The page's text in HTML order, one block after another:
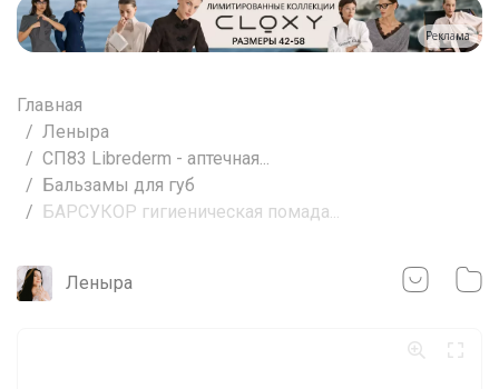
Реклама
Главная
Леныра
СП83 Librederm - аптечная...
Бальзамы для губ
БАРСУКОР гигиеническая помада...
Леныра